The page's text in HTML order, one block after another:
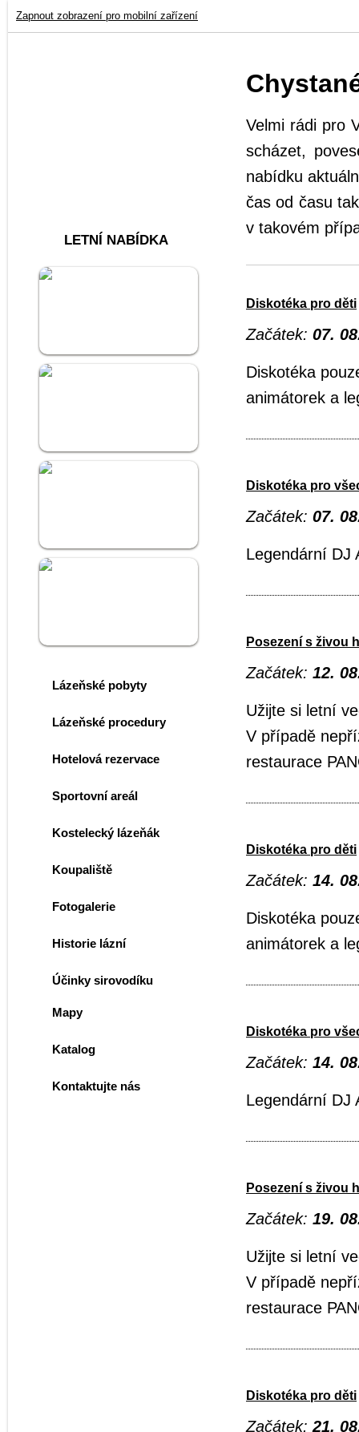
Zapnout zobrazení pro mobilní zařízení
LETNÍ NABÍDKA
Lázeňské pobyty
Lázeňské procedury
Hotelová rezervace
Sportovní areál
Kostelecký lázeňák
Koupaliště
Fotogalerie
Historie lázní
Účinky sirovodíku
Mapy
Katalog
Kontaktujte nás
Velmi rádi pro
scházet,
nabídku
čas od času
v takovém
Diskotéka pro děti
Začátek: 07.
Diskotéka
animátorek a
Diskotéka pro
Začátek: 07.
Legendární DJ
Posezení s živou
Začátek: 12.
Užijte si letní
V případě
restaurace
Diskotéka pro děti
Začátek: 14.
Diskotéka
animátorek a
Diskotéka pro
Začátek: 14.
Legendární DJ
Posezení s živou
Začátek: 19.
Užijte si letní
V případě
restaurace
Diskotéka pro děti
Začátek: 21.